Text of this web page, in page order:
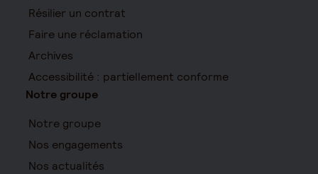
Résilier un contrat
Faire une réclamation
Archives
Accessibilité : partiellement conforme
Notre groupe
Notre groupe
Nos engagements
Nos actualités